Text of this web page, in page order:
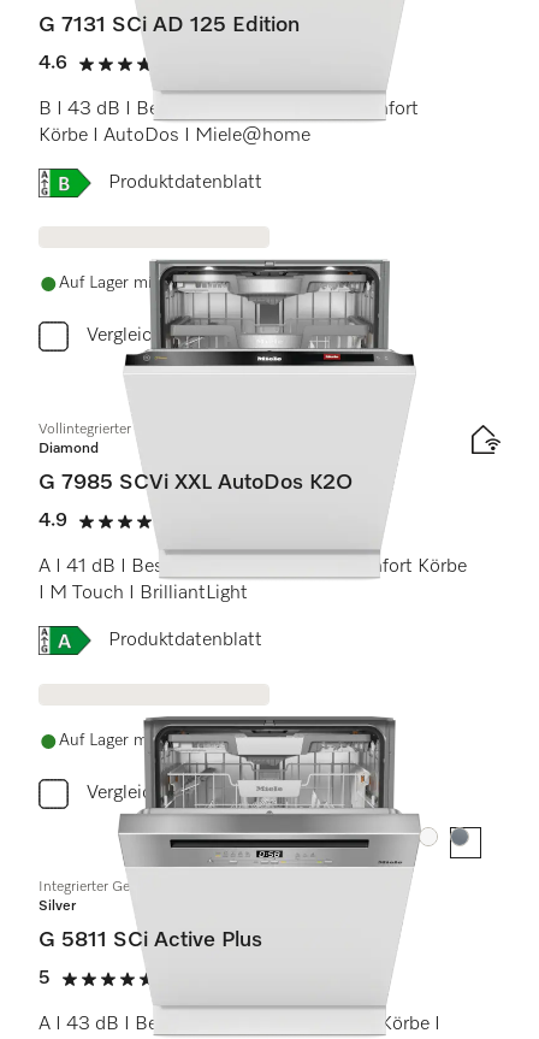
G 7131 SCi AD 125 Edition
4.6
4.6 Sterne von 5
B I 43 dB I Besteckschublade I ExtraComfort
Körbe I AutoDos I Miele@home
Onlinelabel Image, Energielabel
Produktdatenblatt
Auf Lager mit kostenlosem Versand
Vergleichen
Vollintegrierter Geschirrspüler XXL
Diamond
G 7985 SCVi XXL AutoDos K2O
4.9
4.9 Sterne von 5
A I 41 dB I Besteckschublade I MaxiComfort Körbe
I M Touch I BrilliantLight
Onlinelabel Image, Energielabel
Produktdatenblatt
Auf Lager mit kostenlosem Versand
Vergleichen
Farbe:Farbe:
Integrierter Geschirrspüler
Silver
G 5811 SCi Active Plus
5
5 Sterne von 5
A I 43 dB I Besteckschublade I Comfort Körbe I